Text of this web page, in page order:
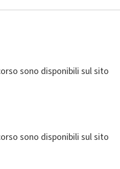
sono disponibili sul sito
sono disponibili sul sito